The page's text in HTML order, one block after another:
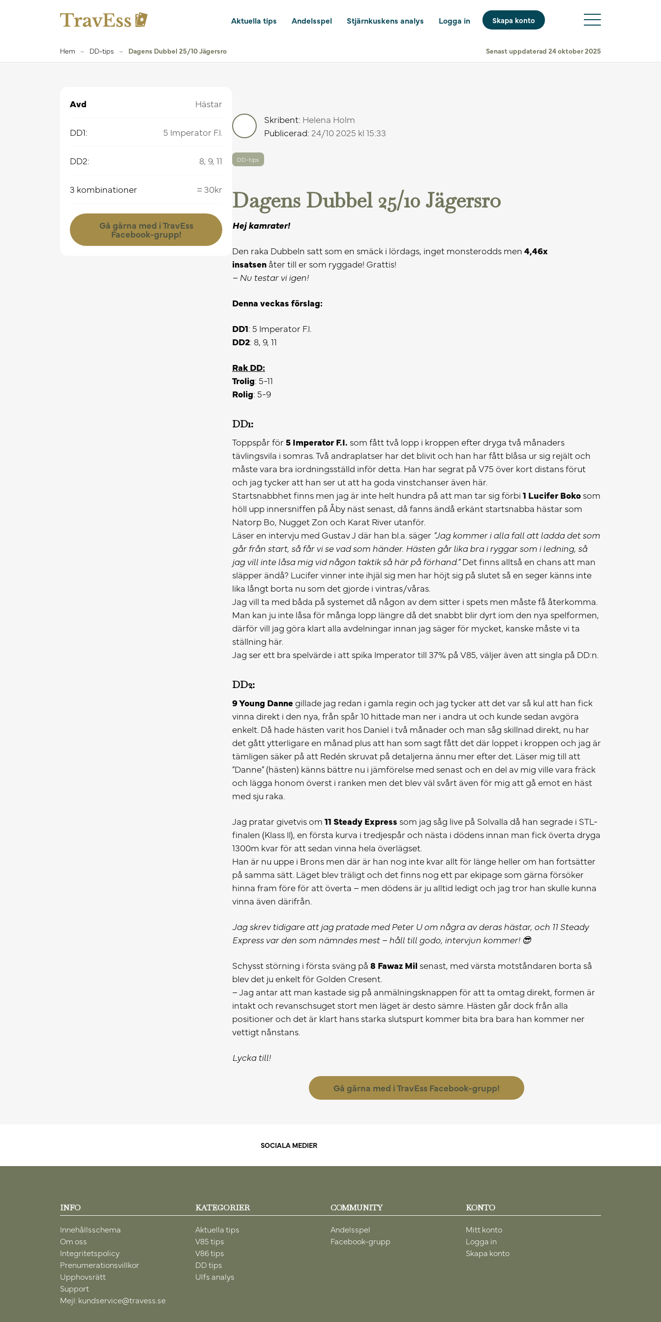
Aktuella tips Andelsspel Stjärnkuskens analys Logga in Skapa konto
Hem – DD-tips – Dagens Dubbel 25/10 Jägersro Senast uppdaterad 24 oktober 2025
Avd Hästar
DD1: 5 Imperator F.I.
DD2: 8, 9, 11
3 kombinationer = 30kr
Gå gärna med i TravEss
Facebook-grupp!
Skribent: Helena Holm
Publicerad: 24/10 2025 kl 15:33
DD-tips
Dagens Dubbel 25/10 Jägersro
Hej kamrater!
Den raka Dubbeln satt som en smäck i lördags, inget monsterodds men 4,46x
insatsen åter till er som ryggade! Grattis!
– Nu testar vi igen!
Denna veckas förslag:
DD1: 5 Imperator F.I.
DD2: 8, 9, 11
Rak DD:
Trolig: 5-11
Rolig: 5-9
DD1:
Toppspår för 5 Imperator F.I. som fått två lopp i kroppen efter dryga två månaders
tävlingsvila i somras. Två andraplatser har det blivit och han har fått blåsa ur sig rejält och
måste vara bra iordningsställd inför detta. Han har segrat på V75 över kort distans förut
och jag tycker att han ser ut att ha goda vinstchanser även här.
Startsnabbhet finns men jag är inte helt hundra på att man tar sig förbi 1 Lucifer Boko som
höll upp innersniffen på Åby näst senast, då fanns ändå erkänt startsnabba hästar som
Natorp Bo, Nugget Zon och Karat River utanför.
Läser en intervju med Gustav J där han bl.a. säger ”Jag kommer i alla fall att ladda det som
går från start, så får vi se vad som händer. Hästen går lika bra i ryggar som i ledning, så
jag vill inte låsa mig vid någon taktik så här på förhand.”Det finns alltså en chans att man
släpper ändå? Lucifer vinner inte ihjäl sig men har höjt sig på slutet så en seger känns inte
lika långt borta nu som det gjorde i vintras/våras.
Jag vill ta med båda på systemet då någon av dem sitter i spets men måste få återkomma.
Man kan ju inte låsa för många lopp längre då det snabbt blir dyrt iom den nya spelformen,
därför vill jag göra klart alla avdelningar innan jag säger för mycket, kanske måste vi ta
ställning här.
Jag ser ett bra spelvärde i att spika Imperator till 37% på V85, väljer även att singla på DD:n.
DD2:
9 Young Danne gillade jag redan i gamla regin och jag tycker att det var så kul att han fick
vinna direkt i den nya, från spår 10 hittade man ner i andra ut och kunde sedan avgöra
enkelt. Då hade hästen varit hos Daniel i två månader och man såg skillnad direkt, nu har
det gått ytterligare en månad plus att han som sagt fått det där loppet i kroppen och jag är
tämligen säker på att Redén skruvat på detaljerna ännu mer efter det. Läser mig till att
”Danne” (hästen) känns bättre nu i jämförelse med senast och en del av mig ville vara fräck
och lägga honom överst i ranken men det blev väl svårt även för mig att gå emot en häst
med sju raka.
Jag pratar givetvis om 11 Steady Express som jag såg live på Solvalla då han segrade i STL-
finalen (Klass II), en första kurva i tredjespår och nästa i dödens innan man fick överta dryga
1300m kvar för att sedan vinna hela överlägset.
Han är nu uppe i Brons men där är han nog inte kvar allt för länge heller om han fortsätter
på samma sätt. Läget blev träligt och det finns nog ett par ekipage som gärna försöker
hinna fram före för att överta – men dödens är ju alltid ledigt och jag tror han skulle kunna
vinna även därifrån.
Jag skrev tidigare att jag pratade med Peter U om några av deras hästar, och 11 Steady
Express var den som nämndes mest – håll till godo, intervjun kommer! 😎
Schysst störning i första sväng på 8 Fawaz Mil senast, med värsta motståndaren borta så
blev det ju enkelt för Golden Cresent.
– Jag antar att man kastade sig på anmälningsknappen för att ta omtag direkt, formen är
intakt och revanschsuget stort men läget är desto sämre. Hästen går dock från alla
positioner och det är klart hans starka slutspurt kommer bita bra bara han kommer ner
vettigt nånstans.
Lycka till!
Gå gärna med i TravEss Facebook-grupp!
SOCIALA MEDIER
INFO
Innehållsschema
Om oss
Integritetspolicy
Prenumerationsvillkor
Upphovsrätt
Support
Mejl: kundservice@travess.se
KATEGORIER
Aktuella tips
V85 tips
V86 tips
DD tips
Ulfs analys
COMMUNITY
Andelsspel
Facebook-grupp
KONTO
Mitt konto
Logga in
Skapa konto